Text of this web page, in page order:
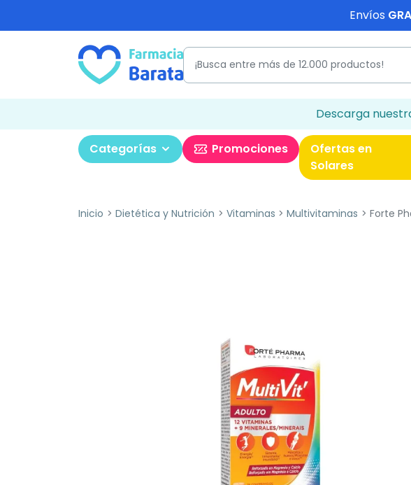
Envíos
Descarga
Categorías Promociones
Ofertas en
Solares
Inicio Dietética y Nutrición Vitaminas Multivitaminas Forte